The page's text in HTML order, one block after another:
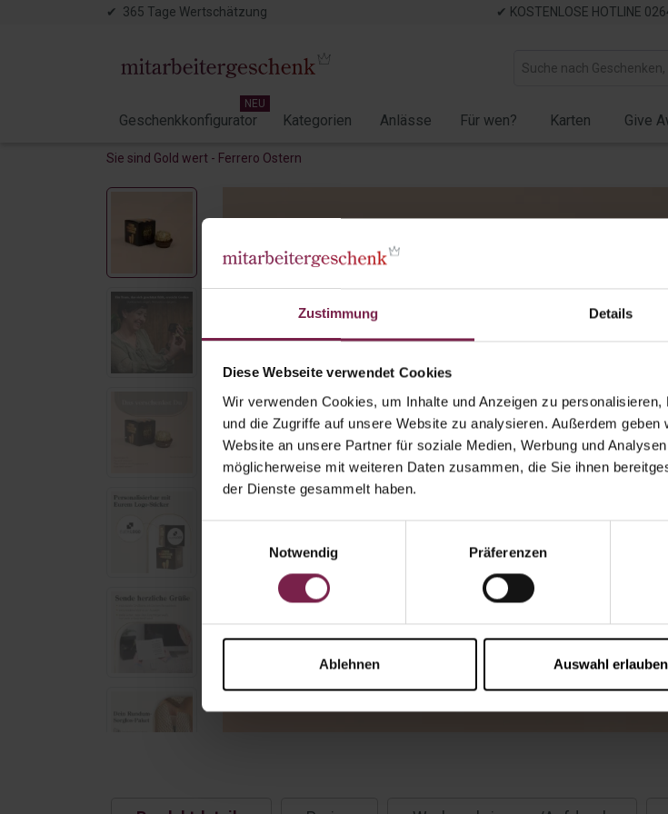
Zustimmung Details
Diese Webseite verwendet Cookies
Wir verwenden Cookies, um Inhalte und Anzeigen zu
und die Zugriffe auf unsere Website zu analysieren. Außerdem
Website an unsere Partner für soziale Medien, Werbung und
möglicherweise mit weiteren Daten zusammen, die Sie ihnen
der Dienste gesammelt haben.
Notwendig
Präferenzen
Ablehnen Auswahl erlauben
✔ 365 Tage Wertschätzung ✔ KOSTENLOSE HOTLINE
Geschenkkonfigurator
NEU
Kategorien Anlässe Für wen? Karten Give
Sie sind Gold wert - Ferrero Ostern